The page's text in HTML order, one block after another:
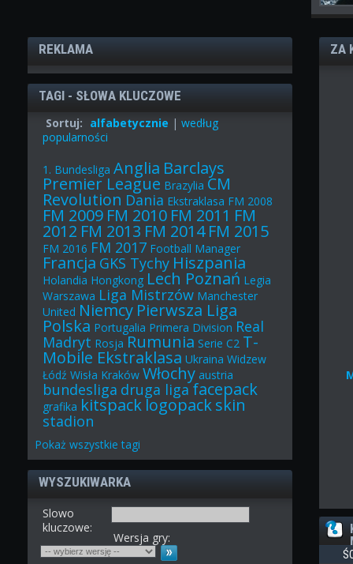
REKLAMA
TAGI - SŁOWA KLUCZOWE
Sortuj: alfabetycznie |według
popularności
1. Bundesliga Anglia Barclays
Premier League Brazylia CM
Revolution Dania Ekstraklasa FM 2008
FM 2009 FM 2010 FM 2011 FM
2012 FM 2013 FM 2014 FM 2015
FM 2016 FM 2017 Football Manager
Francja GKS Tychy Hiszpania
Holandia Hongkong Lech Poznań Legia
Warszawa Liga Mistrzów Manchester
United Niemcy Pierwsza Liga
Polska Portugalia Primera Division Real
Madryt Rosja Rumunia Serie C2 T-
Mobile Ekstraklasa Ukraina Widzew
Łódź Wisła Kraków Włochy austria
bundesliga druga ligafacepack
grafika kitspacklogopackskin
stadion
Pokażwszystkie tagi
WYSZUKIWARKA
Slowo
kluczowe:
Wersja gry:
ZA